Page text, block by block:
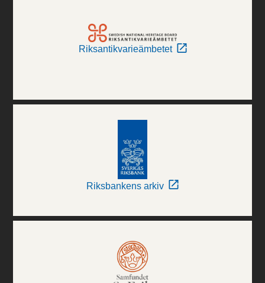
Riksantikvarieämbetet
Riksbankens arkiv